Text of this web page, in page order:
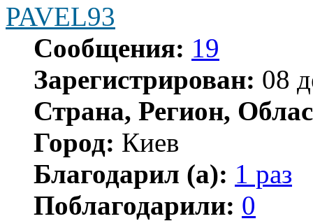
PAVEL93
Сообщения: 19
Зарегистрирован: 08
Страна, Регион,
Город: Киев
Благодарил (а): 1 раз
Поблагодарили: 0